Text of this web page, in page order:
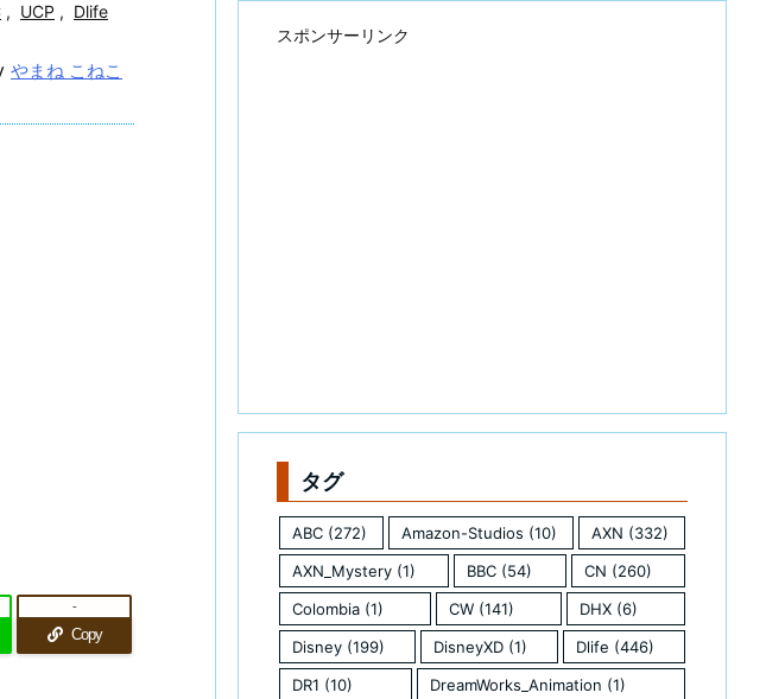
, UCP , Dlife
やまね こねこ
Copy
-
スポンサーリンク
タグ
ABC (272) Amazon-Studios (10) AXN (332)
AXN_Mystery (1) BBC (54) CN (260)
Colombia (1) CW (141) DHX (6)
Disney (199) DisneyXD (1) Dlife (446)
DR1 (10) DreamWorks_Animation (1)